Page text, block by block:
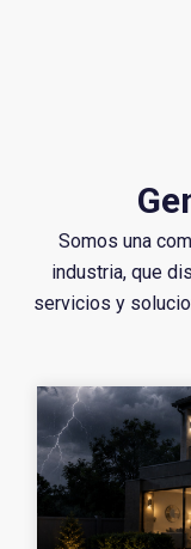
Somos una
industria, que
servicios y